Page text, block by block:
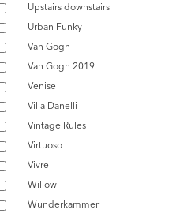
Upstairs downstairs
Urban Funky
Van Gogh
Van Gogh 2019
Venise
Villa Danelli
Vintage Rules
Virtuoso
Vivre
Willow
Wunderkammer